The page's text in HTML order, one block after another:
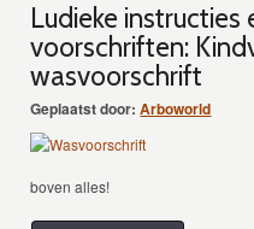
Ludieke instructies
voorschriften:
wasvoorschrift
Geplaatst door: Arboworld
boven alles!